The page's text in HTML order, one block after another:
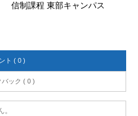
信制課程 東部キャンパス
ト ( 0 )
バック ( 0 )